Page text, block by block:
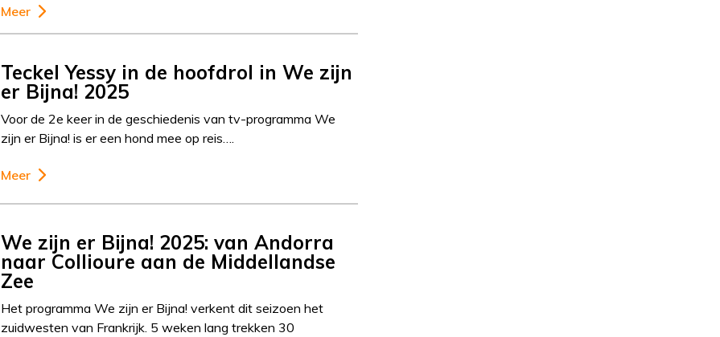
Meer
Teckel Yessy in de hoofdrol in We zijn
er Bijna! 2025
Voor de 2e keer in de geschiedenis van tv-programma We
zijn er Bijna! is er een hond mee op reis….
Meer
We zijn er Bijna! 2025: van Andorra
naar Collioure aan de Middellandse
Zee
Het programma We zijn er Bijna! verkent dit seizoen het
zuidwesten van Frankrijk. 5 weken lang trekken 30